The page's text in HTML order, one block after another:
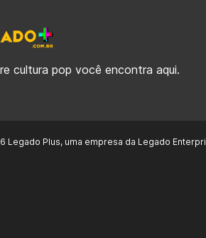
cultura pop você encontra aqui.
Legado Plus, uma empresa da Legado